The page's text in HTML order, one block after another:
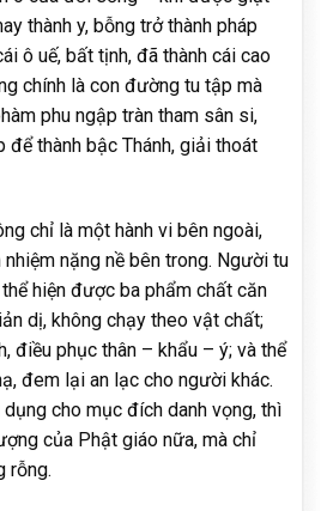
thành y, bỗng trở thành pháp
ô uế, bất tịnh, đã thành cái cao
chính là con đường tu tập mà
phu ngập tràn tham sân si,
thành bậc Thánh, giải thoát
chỉ là một hành vi bên ngoài,
nặng nề bên trong. Người tu
hiện được ba phẩm chất căn
dị, không chạy theo vật chất;
điều phục thân – khẩu – ý; và thể
đem lại an lạc cho người khác.
cho mục đích danh vọng, thì
của Phật giáo nữa, mà chỉ
rỗng.